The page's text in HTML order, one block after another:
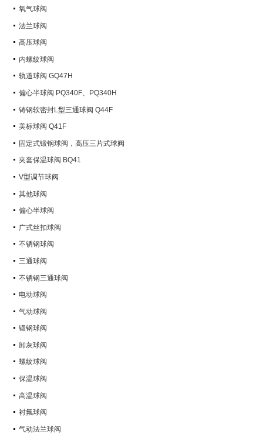
氧气球阀
法兰球阀
高压球阀
内螺纹球阀
轨道球阀 GQ47H
偏心半球阀 PQ340F、PQ340H
铸钢软密封L型三通球阀 Q44F
美标球阀 Q41F
固定式锻钢球阀，高压三片式球阀
Q347Y,Q347F
夹套保温球阀 BQ41
V型调节球阀
其他球阀
偏心半球阀
广式丝扣球阀
不锈钢球阀
三通球阀
不锈钢三通球阀
电动球阀
气动球阀
锻钢球阀
卸灰球阀
螺纹球阀
保温球阀
高温球阀
衬氟球阀
气动法兰球阀